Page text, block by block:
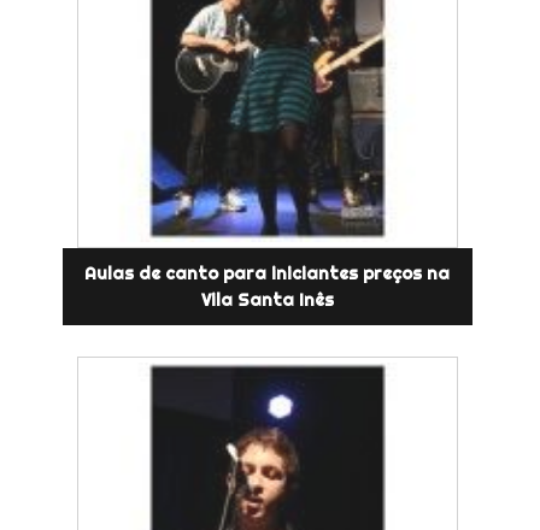
Aulas de canto para iniciantes preços na
Vila Santa Inês